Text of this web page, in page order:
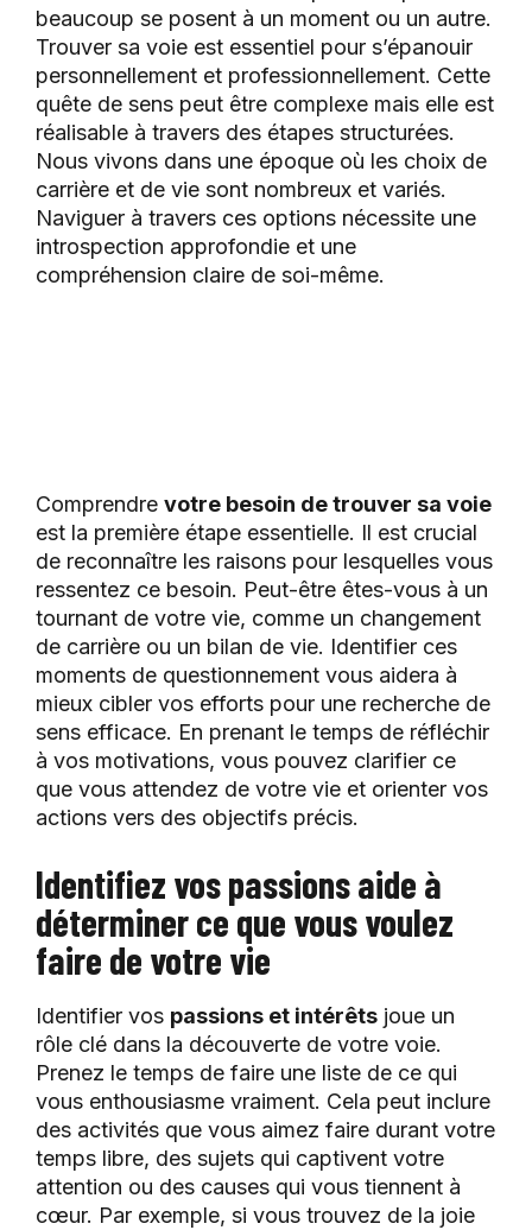
beaucoup se posent à un moment ou un autre.
Trouver sa voie est essentiel pour s’épanouir
personnellement et professionnellement. Cette
quête de sens peut être complexe mais elle est
réalisable à travers des étapes structurées.
Nous vivons dans une époque où les choix de
carrière et de vie sont nombreux et variés.
Naviguer à travers ces options nécessite une
introspection approfondie et une
compréhension claire de soi-même.
Comprendre votre besoin de trouver sa voie
est la première étape essentielle. Il est crucial
de reconnaître les raisons pour lesquelles vous
ressentez ce besoin. Peut-être êtes-vous à un
tournant de votre vie, comme un changement
de carrière ou un bilan de vie. Identifier ces
moments de questionnement vous aidera à
mieux cibler vos efforts pour une recherche de
sens efficace. En prenant le temps de réfléchir
à vos motivations, vous pouvez clarifier ce
que vous attendez de votre vie et orienter vos
actions vers des objectifs précis.
Identifiez vos passions aide à
déterminer ce que vous voulez
faire de votre vie
Identifier vos passions et intérêts joue un
rôle clé dans la découverte de votre voie.
Prenez le temps de faire une liste de ce qui
vous enthousiasme vraiment. Cela peut inclure
des activités que vous aimez faire durant votre
temps libre, des sujets qui captivent votre
attention ou des causes qui vous tiennent à
cœur. Par exemple, si vous trouvez de la joie